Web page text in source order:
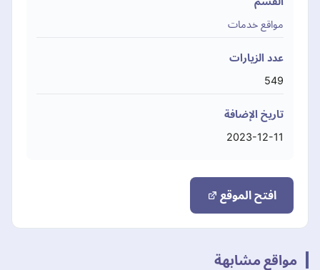
مواقع خدمات
عدد الزيارات
549
تاريخ الإضافة
2023-12-11
افتح الموقع
مواقع مشابهة